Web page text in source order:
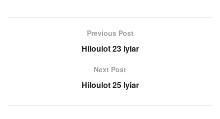
Previous Post
Hiloulot 23 Iyiar
Next Post
Hiloulot 25 Iyiar